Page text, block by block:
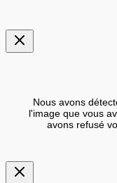
Nous avons
l'image que vous
avons refusé